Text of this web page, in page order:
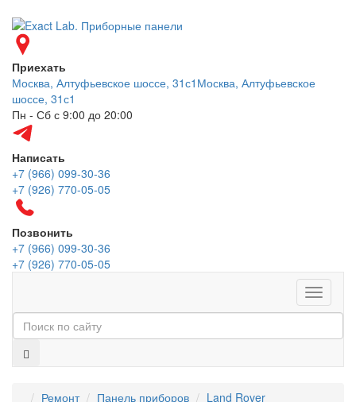
Приехать
Москва, Алтуфьевское шоссе, 31с1 Москва, Алтуфьевское
шоссе, 31с1
Пн - Сб с 9:00 до 20:00
Написать
+7 (966) 099-30-36
+7 (926) 770-05-05
Позвонить
+7 (966) 099-30-36
+7 (926) 770-05-05
Меню
Ремонт Панель приборов
Land Rover